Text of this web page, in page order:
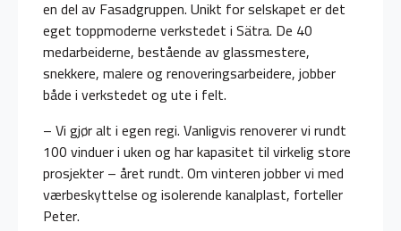
en del av Fasadgruppen. Unikt for selskapet er det
eget toppmoderne verkstedet i Sätra. De 40
medarbeiderne, bestående av glassmestere,
snekkere, malere og renoveringsarbeidere, jobber
både i verkstedet og ute i felt.
– Vi gjør alt i egen regi. Vanligvis renoverer vi rundt
100 vinduer i uken og har kapasitet til virkelig store
prosjekter – året rundt. Om vinteren jobber vi med
værbeskyttelse og isolerende kanalplast, forteller
Peter.